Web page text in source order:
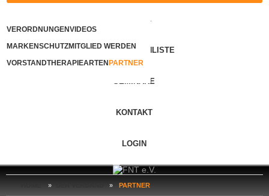
VERORDNUNGENVIDEOS
MARKENSCHUTZMITGLIED WERDEN
VORSTANDTHERAPIEARTEN PARTNER
ARTIKEL
THERAPEUTENLISTE
SEMINARE
KONTAKT
LOGIN
» » PARTNER